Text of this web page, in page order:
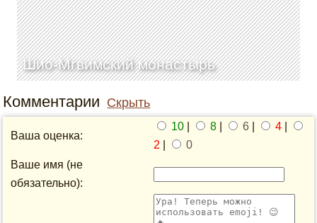
Шио-Мгвимский монастырь
Комментарии Скрыть
Ваша оценка:
10 8 6 4
2
0
Ваше имя (не
обязательно):